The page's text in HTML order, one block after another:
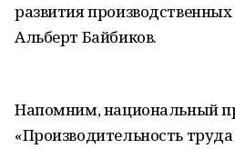
развития
Альберт Байбиков.
Напомним, национальный
«Производительность